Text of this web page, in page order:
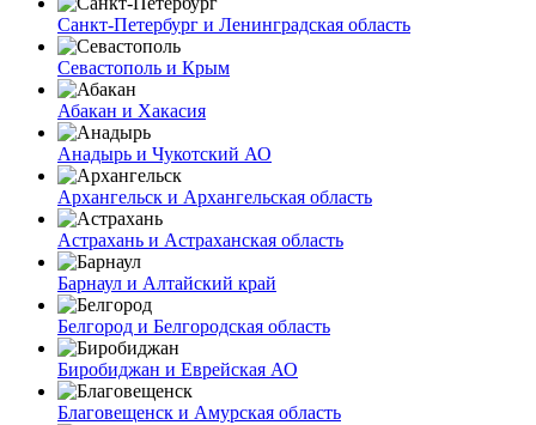
Санкт-Петербург и Ленинградская область
Севастополь и Крым
Абакан и Хакасия
Анадырь и Чукотский АО
Архангельск и Архангельская область
Астрахань и Астраханская область
Барнаул и Алтайский край
Белгород и Белгородская область
Биробиджан и Еврейская АО
Благовещенск и Амурская область